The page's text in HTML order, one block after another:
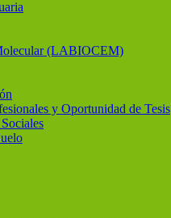
(LABIOCEM)
y Oportunidad de Tesis